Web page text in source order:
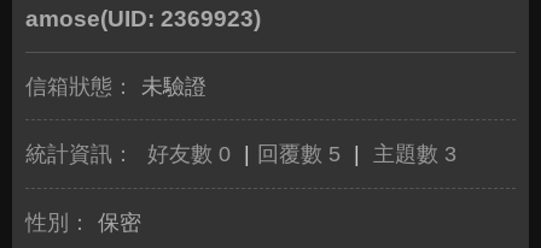
amose(UID: 2369923)
信箱狀態： 未驗證
統計資訊： 好友數 0 回覆數 5 主題數 3
性別：
保密